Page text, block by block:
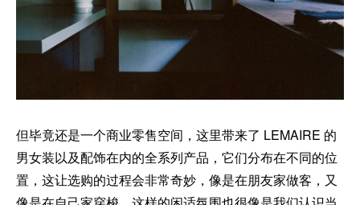
但毕竟还是一个商业零售空间，这里带来了 LEMAIRE 的
男女装以及配饰在内的全系列产品，它们分布在不同的位
置，这让选购的过程会非常奇妙，像是在朋友家做客，又